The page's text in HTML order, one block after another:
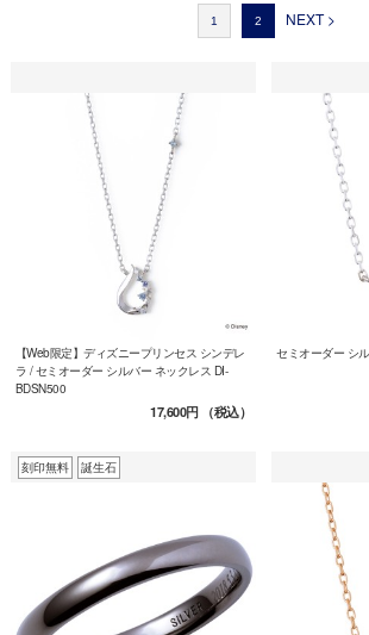
1 2 NEXT >
【Web限定】ディズニープリンセス シンデレ
ラ / セミオーダー シルバー ネックレス DI-
BDSN500
17,600円（税込）
セミオーダー シ
刻印無料 誕生石